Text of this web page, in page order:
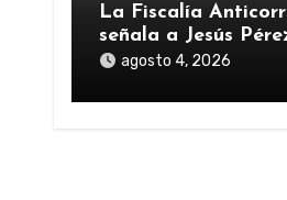
La Fiscalía
señala a Jesús
Rodríguez-Urrutia
de Tubos Reunidos
agosto 4, 2026